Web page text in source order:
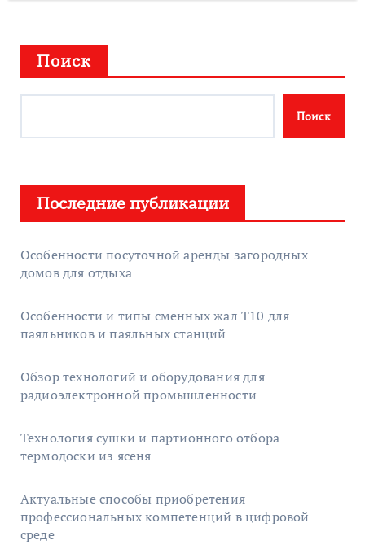
Поиск
Поиск
Последние публикации
Особенности посуточной аренды загородных
домов для отдыха
Особенности и типы сменных жал T10 для
паяльников и паяльных станций
Обзор технологий и оборудования для
радиоэлектронной промышленности
Технология сушки и партионного отбора
термодоски из ясеня
Актуальные способы приобретения
профессиональных компетенций в цифровой
среде